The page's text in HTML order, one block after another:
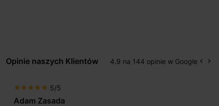
Opinie naszych Klientów 4.9 na 144 opinie w Google keyboard_arrow_left keyboard_arrow_right
star star star star star 5/5
Adam Zasada